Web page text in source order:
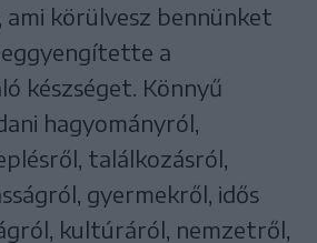
körülvesz bennünket
a
készséget. Könnyű
hagyományról,
találkozásról,
gyermekről, idős
kultúráról, nemzetről,